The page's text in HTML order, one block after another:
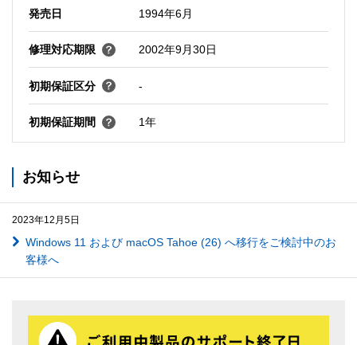
発売日 1994年6月
修理対応期限 2002年9月30日
初期保証区分 -
初期保証期間 1年
お知らせ
2023年12月5日
Windows 11 および macOS Tahoe (26) へ移行をご検討中のお
客様へ